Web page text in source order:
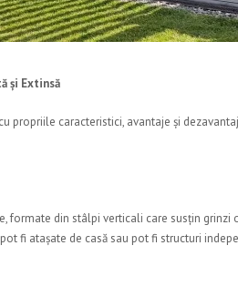
și Extinsă
propriile caracteristici, avantaje și
formate din stâlpi verticali care susțin
fi atașate de casă sau pot fi structuri